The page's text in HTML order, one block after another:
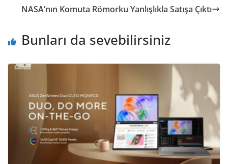
NASA’nın Komuta Römorku Yanlışlıkla Satışa Çıktı
Bunları da sevebilirsiniz